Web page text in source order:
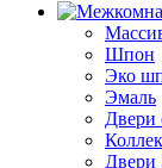
Шпон
Эко
Эмаль
Двери
Двери